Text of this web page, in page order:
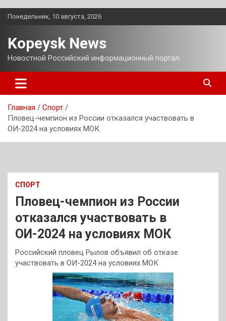
Перейти
Понедельник, 10 августа, 2026
Kopeysk News
Новостной Российский информационный портал.
Главная
Спорт
Пловец-чемпион из России отказался участвовать в
ОИ-2024 на условиях МОК
СПОРТ
Пловец-чемпион из России
отказался участвовать в
ОИ-2024 на условиях МОК
Российский пловец Рылов объявил об отказе
участвовать в ОИ-2024 на условиях МОК